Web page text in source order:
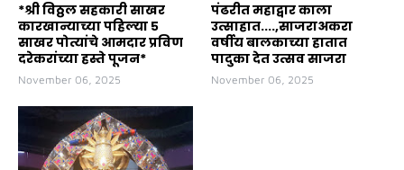
*श्री विठ्ठल सहकारी साखर
कारखान्याच्या पहिल्या ५
साखर पोत्यांचे आमदार प्रविण
दरेकरांच्या हस्ते पूजन*
November 06, 2025
पंढरीत महाद्वार काला
उत्साहात....,साजराअकरा
वर्षीय बालकाच्या हातात
पादुका देत उत्सव साजरा
November 06, 2025